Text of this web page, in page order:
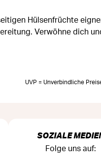
Hülsenfrüchte
Verwöhne dich
UVP = Unverbindliche
SOZIALE
Folge uns auf: